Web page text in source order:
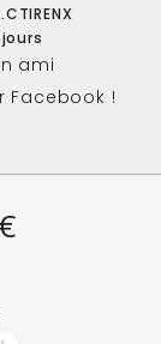
ami
Facebook !